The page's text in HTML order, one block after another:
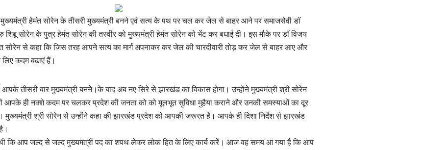
हेमंत सोरेन के तीसरी मुख्यमंत्री बनने एवं सत्य के पथ पर चल कर जेल से बाहर आने पर समाजसेवी डॉ
शिबू सोरेन के पुत्र हेमंत सोरेन की तस्वीर को मुख्यमंत्री हेमंत सोरेन को भेंट कर बधाई दी। इस मौके पर डॉ विजय
सोरेन से कहा कि जिस तरह आपने सत्य का मार्ग अपनाकर कर जेल की चारदीवारी तोड़ कर जेल से बाहर आए और
कदम बढ़ाएं हैं।
आपके तीसरी बार मुख्यमंत्री बनने।के बाद अब नए सिरे से झारखंड का विकास होगा। उन्होंने मुख्यमंत्री श्री सोरेन
भी आपके ही नक्शे कदम पर चलकर प्रदेश की जनता को को मूलभूत सुविधा मुहैया कराने और उनकी समस्याओं का दूर
श्री सोरेन से उन्होंने कहा की झारखंड प्रदेश को आपकी जरूरत है। आपके ही दिशा निर्देश से झारखंड
कि आप जल्द से जल्द मुख्यमंत्री पद का शपथ लेकर लोक हित के लिए कार्य करें। आज वह समय आ गया है कि आप